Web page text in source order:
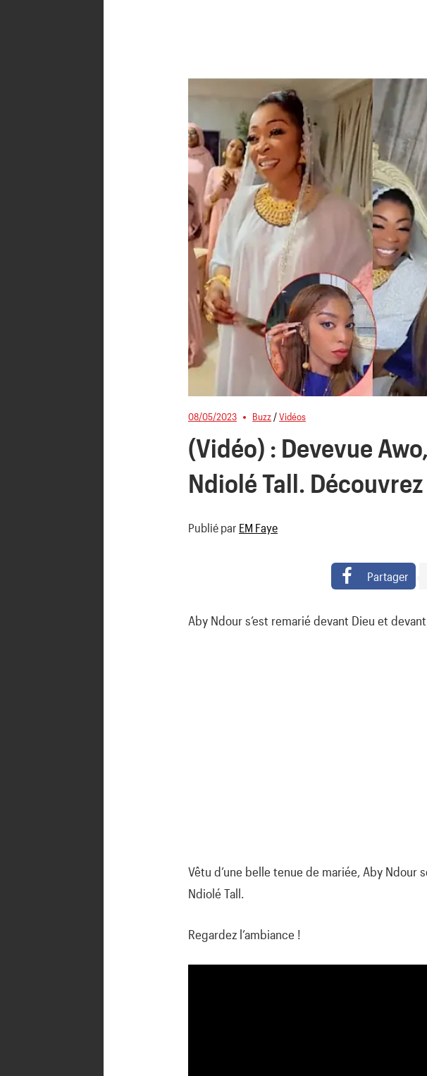
08/05/2023 Buzz /Vidéos
(Vidéo) : Devevue
Ndiolé Tall.
Publié par EM Faye
Partager
Aby Ndour s’est remarié devant Dieu et
Vêtu d’une belle tenue de mariée, Aby
Ndiolé Tall.
Regardez l’ambiance !